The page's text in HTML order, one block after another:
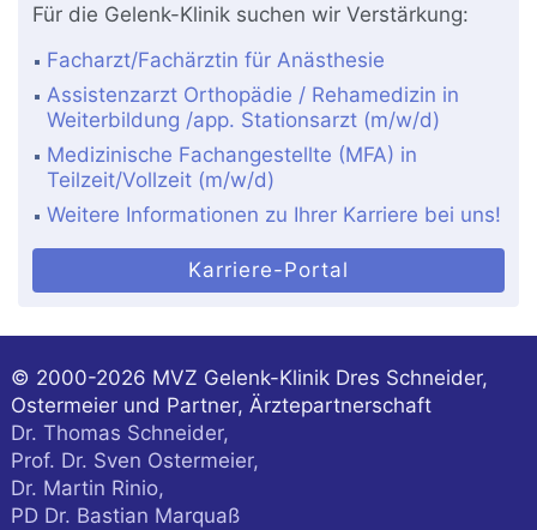
Für die Gelenk-Klinik suchen wir Verstärkung:
Facharzt/Fachärztin für Anästhesie
Assistenzarzt Orthopädie / Rehamedizin in
Weiterbildung /app. Stationsarzt (m/w/d)
Medizinische Fachangestellte (MFA) in
Teilzeit/Vollzeit (m/w/d)
Weitere Informationen zu Ihrer Karriere bei uns!
Karriere-Portal
© 2000-2026 MVZ Gelenk-Klinik Dres Schneider,
Ostermeier und Partner, Ärztepartnerschaft
Dr. Thomas Schneider,
Prof. Dr. Sven Ostermeier,
Dr. Martin Rinio,
PD Dr. Bastian Marquaß